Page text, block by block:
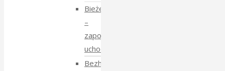
Bieżeństwo
–
zapomniane
uchodźstwo
Bezhenstvo